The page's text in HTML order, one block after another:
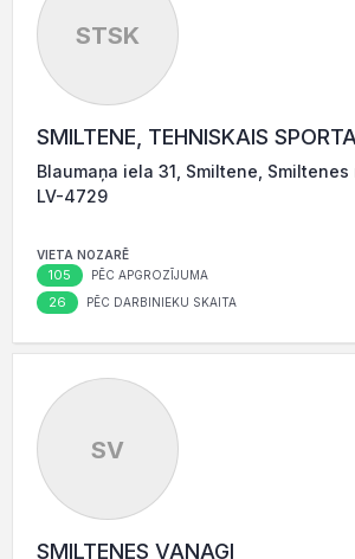
STSK
SMILTENE, TEHNISKAIS
Blaumaņa iela 31, Smiltene, Smiltenes
LV-4729
VIETA NOZARĒ
105 PĒC APGROZĪJUMA
26 PĒC DARBINIEKU SKAITA
SV
SMILTENES VANAGI